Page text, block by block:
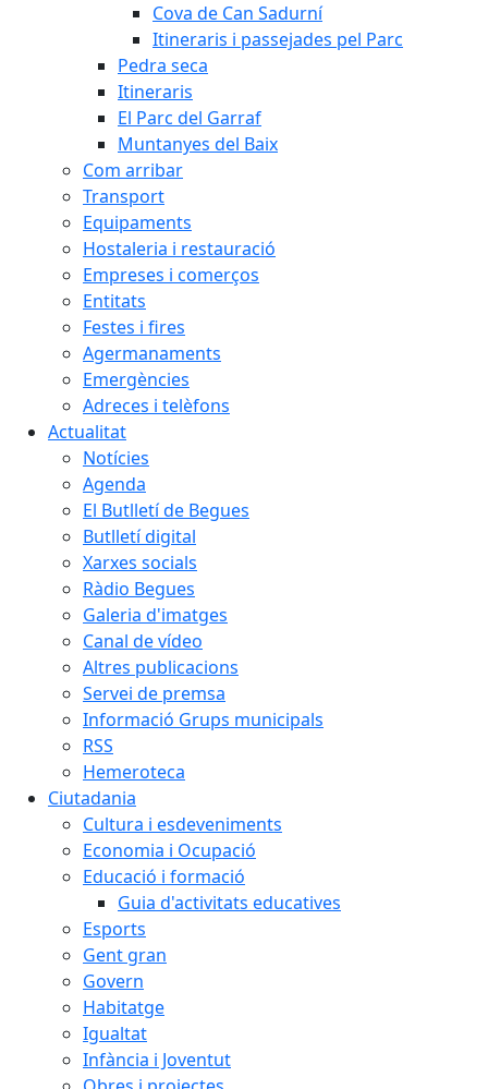
Cova de Can Sadurní
Itineraris i passejades pel Parc
Pedra seca
Itineraris
El Parc del Garraf
Muntanyes del Baix
Com arribar
Transport
Equipaments
Hostaleria i restauració
Empreses i comerços
Entitats
Festes i fires
Agermanaments
Emergències
Adreces i telèfons
Actualitat
Notícies
Agenda
El Butlletí de Begues
Butlletí digital
Xarxes socials
Ràdio Begues
Galeria d'imatges
Canal de vídeo
Altres publicacions
Servei de premsa
Informació Grups municipals
RSS
Hemeroteca
Ciutadania
Cultura i esdeveniments
Economia i Ocupació
Educació i formació
Guia d'activitats educatives
Esports
Gent gran
Govern
Habitatge
Igualtat
Infància i Joventut